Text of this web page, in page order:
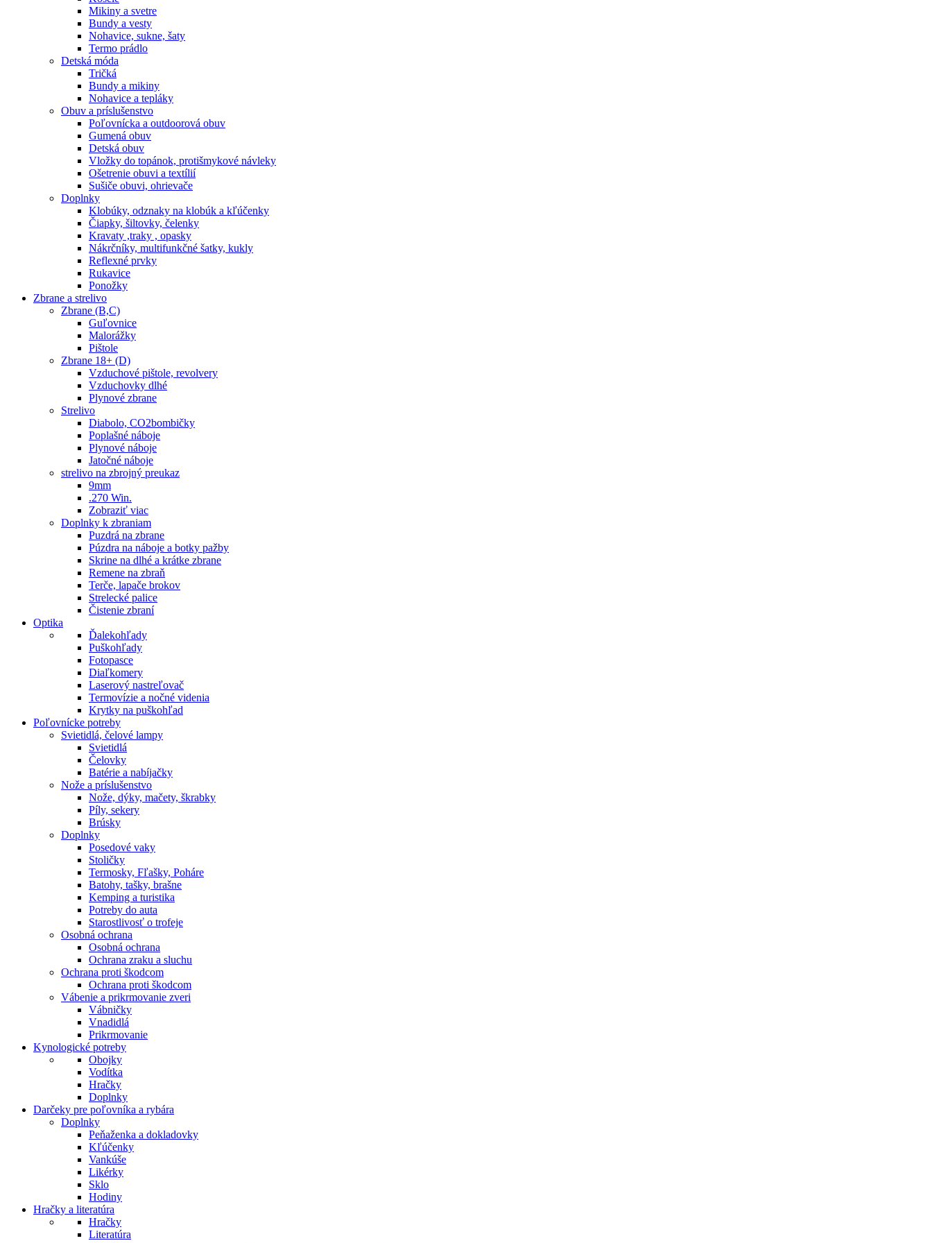
Mikiny a svetre
Bundy a vesty
Nohavice, sukne, šaty
Termo prádlo
Detská móda
Tričká
Bundy a mikiny
Nohavice a tepláky
Obuv a príslušenstvo
Poľovnícka a outdoorová obuv
Gumená obuv
Detská obuv
Vložky do topánok, protišmykové návleky
Ošetrenie obuvi a textílií
Sušiče obuvi, ohrievače
Doplnky
Klobúky, odznaky na klobúk a kľúčenky
Čiapky, šiltovky, čelenky
Kravaty ,traky , opasky
Nákrčníky, multifunkčné šatky, kukly
Reflexné prvky
Rukavice
Ponožky
Zbrane a strelivo
Zbrane (B,C)
Guľovnice
Malorážky
Pištole
Zbrane 18+ (D)
Vzduchové pištole, revolvery
Vzduchovky dlhé
Plynové zbrane
Strelivo
Diabolo, CO2bombičky
Poplašné náboje
Plynové náboje
Jatočné náboje
strelivo na zbrojný preukaz
9mm
.270 Win.
Zobraziť viac
Doplnky k zbraniam
Puzdrá na zbrane
Púzdra na náboje a botky pažby
Skrine na dlhé a krátke zbrane
Remene na zbraň
Terče, lapače brokov
Strelecké palice
Čistenie zbraní
Optika
Ďalekohľady
Puškohľady
Fotopasce
Diaľkomery
Laserový nastreľovač
Termovízie a nočné videnia
Krytky na puškohľad
Poľovnícke potreby
Svietidlá, čelové lampy
Svietidlá
Čelovky
Batérie a nabíjačky
Nože a príslušenstvo
Nože, dýky, mačety, škrabky
Píly, sekery
Brúsky
Doplnky
Posedové vaky
Stoličky
Termosky, Fľašky, Poháre
Batohy, tašky, brašne
Kemping a turistika
Potreby do auta
Starostlivosť o trofeje
Osobná ochrana
Osobná ochrana
Ochrana zraku a sluchu
Ochrana proti škodcom
Ochrana proti škodcom
Vábenie a prikrmovanie zveri
Vábničky
Vnadidlá
Prikrmovanie
Kynologické potreby
Obojky
Vodítka
Hračky
Doplnky
Darčeky pre poľovníka a rybára
Doplnky
Peňaženka a dokladovky
Kľúčenky
Vankúše
Likérky
Sklo
Hodiny
Hračky a literatúra
Hračky
Literatúra